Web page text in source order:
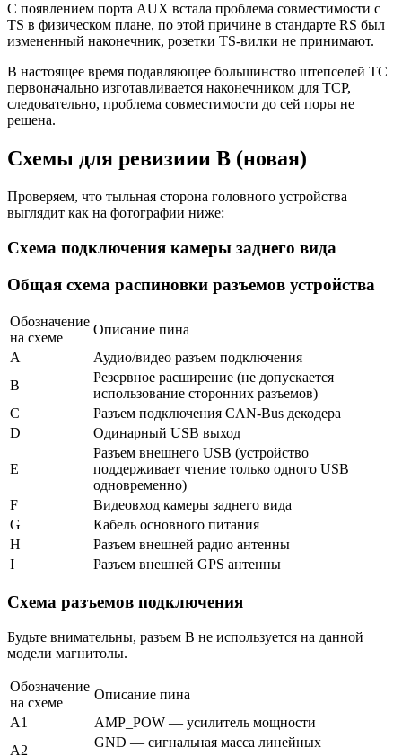
С появлением порта AUX встала проблема совместимости с
TS в физическом плане, по этой причине в стандарте RS был
измененный наконечник, розетки TS-вилки не принимают.
В настоящее время подавляющее большинство штепселей TC
первоначально изготавливается наконечником для TCP,
следовательно, проблема совместимости до сей поры не
решена.
Схемы для ревизиии B (новая)
Проверяем, что тыльная сторона головного устройства
выглядит как на фотографии ниже:
Схема подключения камеры заднего вида
Общая схема распиновки разъемов устройства
Обозначение
на схеме
Описание пина
A
Аудио/видео разъем подключения
B
Резервное расширение (не допускается
использование сторонних разъемов)
C
Разъем подключения CAN-Bus декодера
D
Одинарный USB выход
E
Разъем внешнего USB (устройство
поддерживает чтение только одного USB
одновременно)
F
Видеовход камеры заднего вида
G
Кабель основного питания
H
Разъем внешней радио антенны
I
Разъем внешней GPS антенны
Схема разъемов подключения
Будьте внимательны, разъем B не используется на данной
модели магнитолы.
Обозначение
на схеме
Описание пина
A1
AMP_POW — усилитель мощности
A2
GND — сигнальная масса линейных